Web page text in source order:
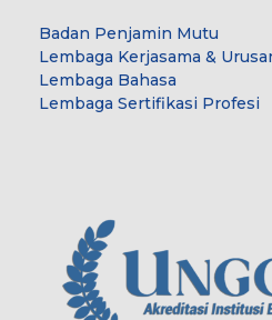
Badan Penjamin Mutu
Lembaga Kerjasama &
Lembaga Bahasa
Lembaga Sertifikasi Profesi